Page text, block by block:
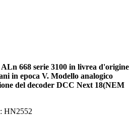
668 serie 3100 in livrea d'origine
in epoca V. Modello analogico
del decoder DCC Next 18(NEM
HN2552